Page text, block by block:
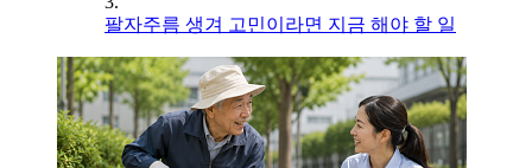
팔자주름 생겨 고민이라면 지금 해야 할 일